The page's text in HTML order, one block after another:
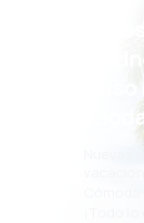
¡Eh!
¡Todo